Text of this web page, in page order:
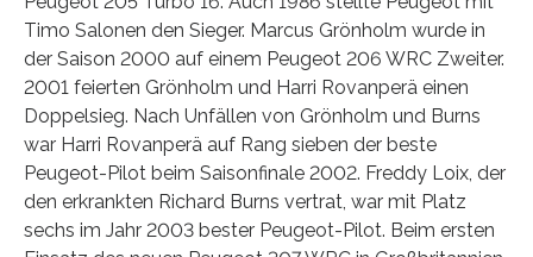
Timo Salonen den Sieger. Marcus Grönholm wurde in
der Saison 2000 auf einem Peugeot 206 WRC Zweiter.
2001 feierten Grönholm und Harri Rovanperä einen
Doppelsieg. Nach Unfällen von Grönholm und Burns
war Harri Rovanperä auf Rang sieben der beste
Peugeot-Pilot beim Saisonfinale 2002. Freddy Loix, der
den erkrankten Richard Burns vertrat, war mit Platz
sechs im Jahr 2003 bester Peugeot-Pilot. Beim ersten